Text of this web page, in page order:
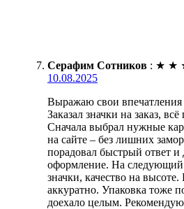
Серафим Сотников : ★ ★
10.08.2025
Выражаю свои
Заказал значки на заказ,
Сначала выбрал нужные
на сайте – без лишних
порадовал быстрый ответ и
оформление. На следующий
значки, качество на
аккуратно. Упаковка тоже
доехало целым.